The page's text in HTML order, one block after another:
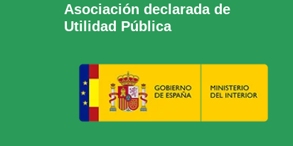
Asociación declarada de
Utilidad Pública